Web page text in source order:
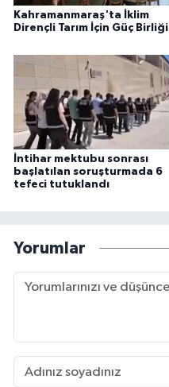
Kahramanmaraş'ta İklim
Dirençli Tarım İçin Güç Birliği
İntihar mektubu sonrası
başlatılan soruşturmada 6
tefeci tutuklandı
Yorumlar